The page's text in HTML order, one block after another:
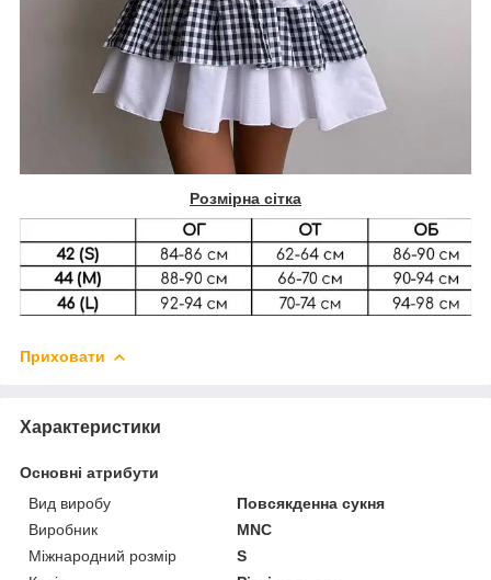
Розмірна сітка
Приховати
Характеристики
Основні атрибути
Вид виробу
Повсякденна сукня
Виробник
MNC
Міжнародний розмір
S